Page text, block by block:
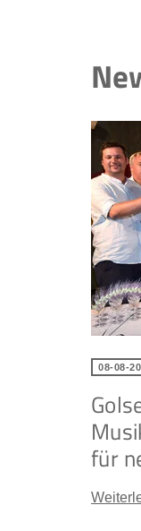
08-08-
für